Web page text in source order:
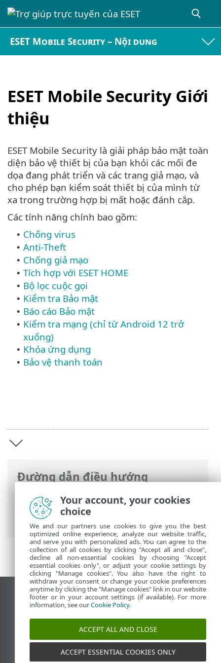
ESET Mobile Security – Nội dung
ESET Mobile Security Giới
thiệu
Đường dẫn điều hướng
Trợ giúp trực tuyến của ESET> ESET
Mobile Security>
ESET Mobile Security
Giới thiệu
ESET Mobile Security là giải pháp bảo mật toàn
diện bảo vệ thiết bị của bạn khỏi các mối đe
dọa đang phát triển và các trang giả mạo, và
cho phép bạn kiểm soát thiết bị của mình từ
xa trong trường hợp bị mất hoặc đánh cắp.
Các tính năng chính bao gồm:
• Chống virus
• Anti-Theft
• Chống giả mạo
• Tích hợp với ESET HOME
• Bộ lọc cuộc gọi
• Kiểm tra Bảo mật
• Báo cáo Bảo mật
• Kiểm tra mạng (chỉ từ Android 12 trở
xuống)
• Khóa ứng dụng
• Bảo vệ thanh toán
Xem trang web trên máy tính để bàn
End of Life
Cơ sở kiến thức của ESET
ESET Status Portal
Hỗ trợ trong khu vực
Your account, your cookies
choice
We and our partners use cookies to give you the best
optimized online experience, analyze our website traffic,
and serve you with personalized ads. You can agree to the
collection of all cookies by clicking "Accept all and close",
decline all non-essential cookies by choosing "Accept
essential cookies only", or adjust your cookie settings by
clicking "Manage cookies". You also have the right to
withdraw your consent or change your cookie preferences
anytime by clicking the "Manage cookies" link in our website
footer or in your account settings (if available). For more
information, see ourCookie Policy.
ACCEPT ALL AND CLOSE
ACCEPT ESSENTIAL COOKIES ONLY